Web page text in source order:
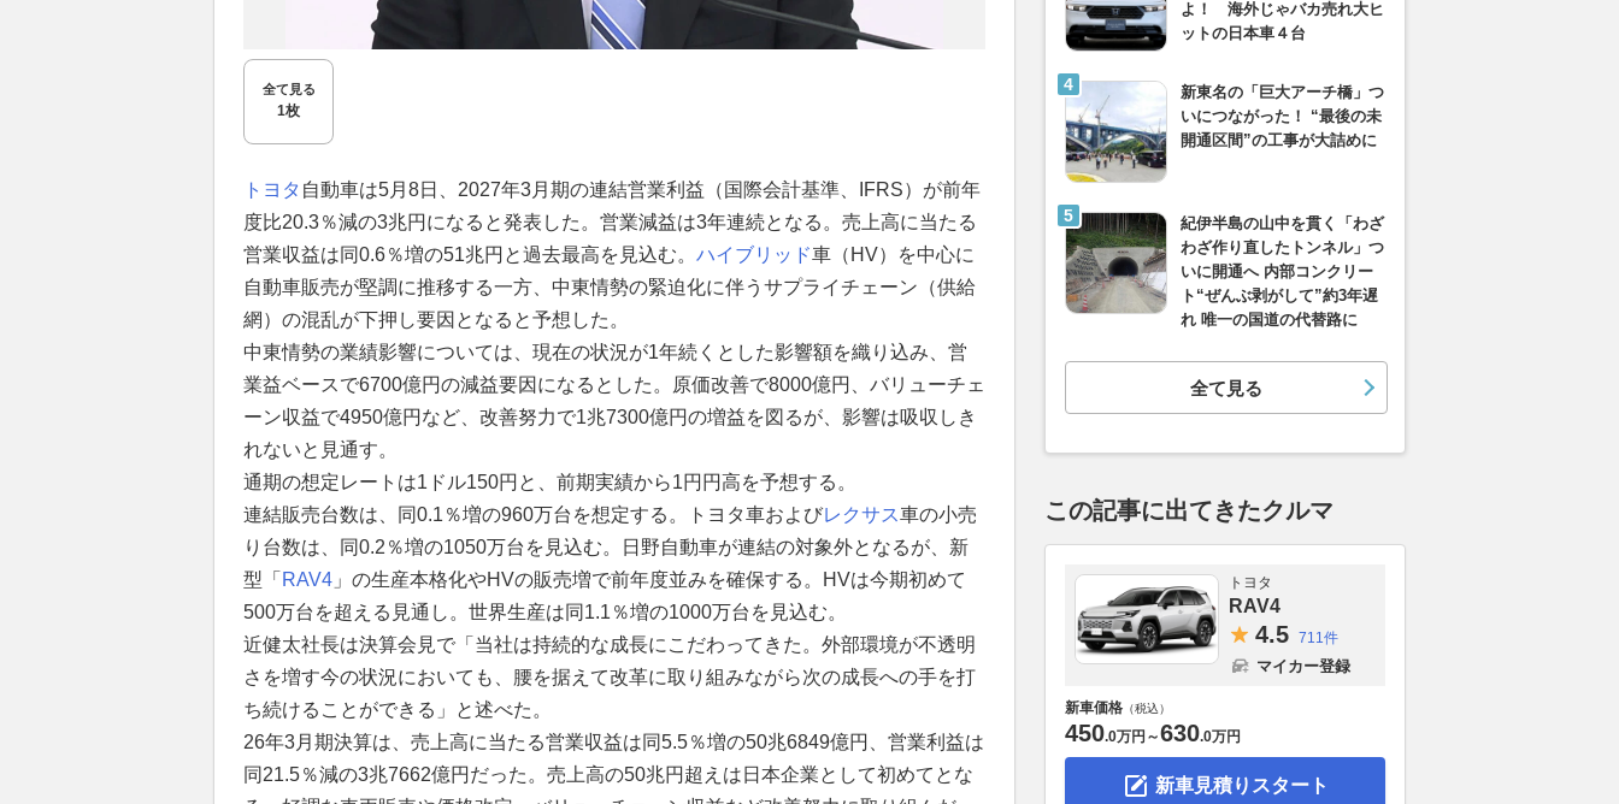
全て見る
1枚
トヨタ 自動車は5月8日、2027年3月期の連結営業利益（国際会計基準、IFRS）が前年
度比20.3％減の3兆円になると発表した。営業減益は3年連続となる。売上高に当たる
営業収益は同0.6％増の51兆円と過去最高を見込む。 ハイブリッド車（HV）を中心に
自動車販売が堅調に推移する一方、中東情勢の緊迫化に伴うサプライチェーン（供給
網）の混乱が下押し要因となると予想した。
中東情勢の業績影響については、現在の状況が1年続くとした影響額を織り込み、営
業益ベースで6700億円の減益要因になるとした。原価改善で8000億円、バリューチェ
ーン収益で4950億円など、改善努力で1兆7300億円の増益を図るが、影響は吸収しき
れないと見通す。
通期の想定レートは1ドル150円と、前期実績から1円円高を予想する。
連結販売台数は、同0.1％増の960万台を想定する。トヨタ車およびレクサス車の小売
り台数は、同0.2％増の1050万台を見込む。日野自動車が連結の対象外となるが、新
型「 RAV4 」の生産本格化やHVの販売増で前年度並みを確保する。HVは今期初めて
500万台を超える見通し。世界生産は同1.1％増の1000万台を見込む。
近健太社長は決算会見で「当社は持続的な成長にこだわってきた。外部環境が不透明
さを増す今の状況においても、腰を据えて改革に取り組みながら次の成長への手を打
ち続けることができる」と述べた。
26年3月期決算は、売上高に当たる営業収益は同5.5％増の50兆6849億円、営業利益は
同21.5％減の3兆7662億円だった。売上高の50兆円超えは日本企業として初めてとな
よ！ 海外じゃバカ売れ大ヒ
ットの日本車４台
新東名の「巨大アーチ橋」つ
いにつながった！ “最後の未
開通区間”の工事が大詰めに
紀伊半島の山中を貫く「わざ
わざ作り直したトンネル」つ
いに開通へ 内部コンクリー
ト“ぜんぶ剥がして”約3年遅
れ 唯一の国道の代替路に
全て見る
この記事に出てきたクルマ
トヨタ
RAV4
4.5 711件
マイカー登録
新車価格 （税込）
450.0万円 ～630.0万円
新車見積りスタート